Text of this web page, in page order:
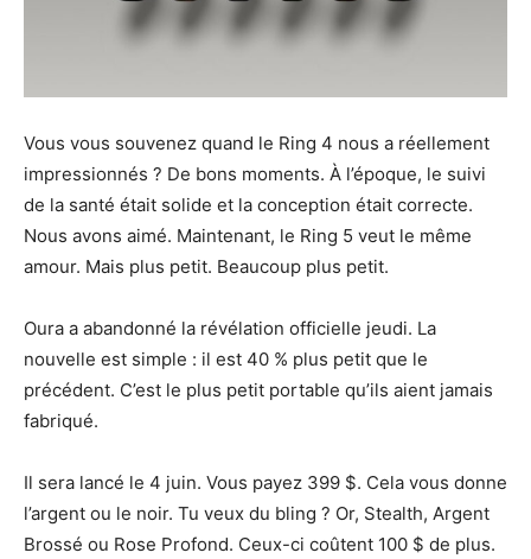
de
lIntelligence
Artificielle
Vous vous souvenez quand le Ring 4 nous a réellement
impressionnés ? De bons moments. À l’époque, le suivi
de la santé était solide et la conception était correcte.
Nous avons aimé. Maintenant, le Ring 5 veut le même
amour. Mais plus petit. Beaucoup plus petit.
Oura a abandonné la révélation officielle jeudi. La
nouvelle est simple : il est 40 % plus petit que le
précédent. C’est le plus petit portable qu’ils aient jamais
fabriqué.
Il sera lancé le 4 juin. Vous payez 399 $. Cela vous donne
l’argent ou le noir. Tu veux du bling ? Or, Stealth, Argent
Brossé ou Rose Profond. Ceux-ci coûtent 100 $ de plus.